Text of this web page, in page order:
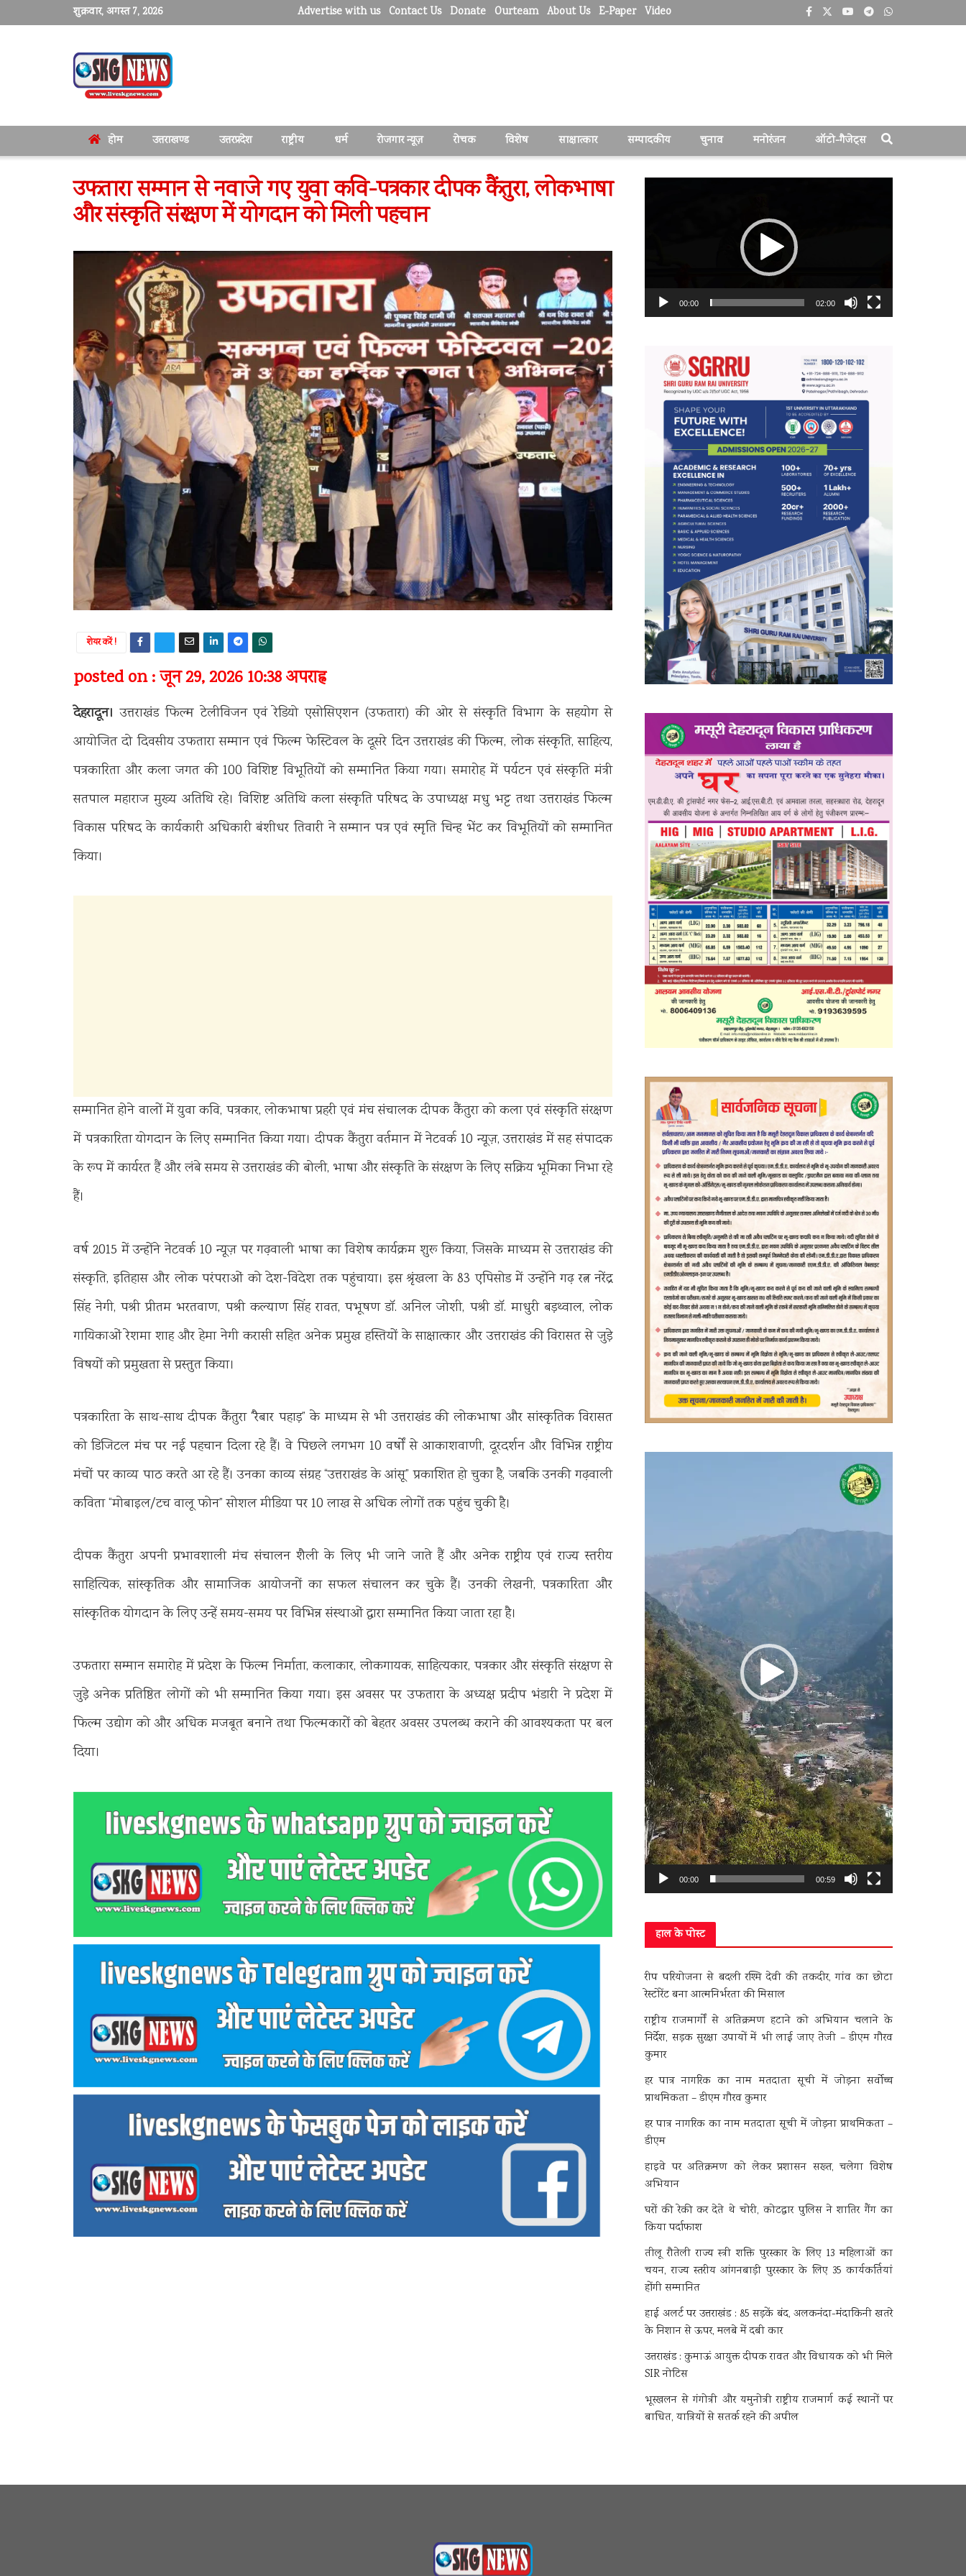
शुक्रवार, अगस्त 7, 2026 Advertise with us Contact Us Donate Ourteam About Us E-Paper Video
होम उत्तराखण्ड उत्तरप्रदेश राष्ट्रीय धर्म रोजगार न्यूज़ रोचक विशेष साक्षात्कार सम्पादकीय चुनाव मनोरंजन ऑटो-गैजेट्स
उफतारा सम्मान से नवाजे गए युवा कवि-पत्रकार दीपक कैंतुरा, लोकभाषा
और संस्कृति संरक्षण में योगदान को मिली पहचान
शेयर करें !
posted on : जून 29, 2026 10:38 अपराह्न
देहरादून। उत्तराखंड फिल्म टेलीविजन एवं रेडियो एसोसिएशन (उफतारा) की ओर से संस्कृति विभाग के सहयोग से
आयोजित दो दिवसीय उफतारा सम्मान एवं फिल्म फेस्टिवल के दूसरे दिन उत्तराखंड की फिल्म, लोक संस्कृति, साहित्य,
पत्रकारिता और कला जगत की 100 विशिष्ट विभूतियों को सम्मानित किया गया। समारोह में पर्यटन एवं संस्कृति मंत्री
सतपाल महाराज मुख्य अतिथि रहे। विशिष्ट अतिथि कला संस्कृति परिषद के उपाध्यक्ष मधु भट्ट तथा उत्तराखंड फिल्म
विकास परिषद के कार्यकारी अधिकारी बंशीधर तिवारी ने सम्मान पत्र एवं स्मृति चिन्ह भेंट कर विभूतियों को सम्मानित
किया।
सम्मानित होने वालों में युवा कवि, पत्रकार, लोकभाषा प्रहरी एवं मंच संचालक दीपक कैंतुरा को कला एवं संस्कृति संरक्षण
में पत्रकारिता योगदान के लिए सम्मानित किया गया। दीपक कैंतुरा वर्तमान में नेटवर्क 10 न्यूज़, उत्तराखंड में सह संपादक
के रूप में कार्यरत हैं और लंबे समय से उत्तराखंड की बोली, भाषा और संस्कृति के संरक्षण के लिए सक्रिय भूमिका निभा रहे
हैं।
वर्ष 2015 में उन्होंने नेटवर्क 10 न्यूज़ पर गढ़वाली भाषा का विशेष कार्यक्रम शुरू किया, जिसके माध्यम से उत्तराखंड की
संस्कृति, इतिहास और लोक परंपराओं को देश-विदेश तक पहुंचाया। इस श्रृंखला के 83 एपिसोड में उन्होंने गढ़ रत्न नरेंद्र
सिंह नेगी, पद्मश्री प्रीतम भरतवाण, पद्मश्री कल्याण सिंह रावत, पद्मभूषण डॉ. अनिल जोशी, पद्मश्री डॉ. माधुरी बड़थ्वाल, लोक
गायिकाओं रेशमा शाह और हेमा नेगी करासी सहित अनेक प्रमुख हस्तियों के साक्षात्कार और उत्तराखंड की विरासत से जुड़े
विषयों को प्रमुखता से प्रस्तुत किया।
पत्रकारिता के साथ-साथ दीपक कैंतुरा “रैबार पहाड़” के माध्यम से भी उत्तराखंड की लोकभाषा और सांस्कृतिक विरासत
को डिजिटल मंच पर नई पहचान दिला रहे हैं। वे पिछले लगभग 10 वर्षों से आकाशवाणी, दूरदर्शन और विभिन्न राष्ट्रीय
मंचों पर काव्य पाठ करते आ रहे हैं। उनका काव्य संग्रह “उत्तराखंड के आंसू” प्रकाशित हो चुका है, जबकि उनकी गढ़वाली
कविता “मोबाइल/टच वालू फोन” सोशल मीडिया पर 10 लाख से अधिक लोगों तक पहुंच चुकी है।
दीपक कैंतुरा अपनी प्रभावशाली मंच संचालन शैली के लिए भी जाने जाते हैं और अनेक राष्ट्रीय एवं राज्य स्तरीय
साहित्यिक, सांस्कृतिक और सामाजिक आयोजनों का सफल संचालन कर चुके हैं। उनकी लेखनी, पत्रकारिता और
सांस्कृतिक योगदान के लिए उन्हें समय-समय पर विभिन्न संस्थाओं द्वारा सम्मानित किया जाता रहा है।
उफतारा सम्मान समारोह में प्रदेश के फिल्म निर्माता, कलाकार, लोकगायक, साहित्यकार, पत्रकार और संस्कृति संरक्षण से
जुड़े अनेक प्रतिष्ठित लोगों को भी सम्मानित किया गया। इस अवसर पर उफतारा के अध्यक्ष प्रदीप भंडारी ने प्रदेश में
फिल्म उद्योग को और अधिक मजबूत बनाने तथा फिल्मकारों को बेहतर अवसर उपलब्ध कराने की आवश्यकता पर बल
दिया।
00:00 02:00
00:00 00:59
हाल के पोस्ट
रीप परियोजना से बदली रश्मि देवी की तकदीर, गांव का छोटा
रेस्टोरेंट बना आत्मनिर्भरता की मिसाल
राष्ट्रीय राजमार्गों से अतिक्रमण हटाने को अभियान चलाने के
निर्देश, सड़क सुरक्षा उपायों में भी लाई जाए तेजी – डीएम गौरव
कुमार
हर पात्र नागरिक का नाम मतदाता सूची में जोड़ना सर्वोच्च
प्राथमिकता – डीएम गौरव कुमार
हर पात्र नागरिक का नाम मतदाता सूची में जोड़ना प्राथमिकता –
डीएम
हाइवे पर अतिक्रमण को लेकर प्रशासन सख्त, चलेगा विशेष
अभियान
घरों की रेकी कर देते थे चोरी, कोटद्वार पुलिस ने शातिर गैंग का
किया पर्दाफाश
तीलू रौतेली राज्य स्त्री शक्ति पुरस्कार के लिए 13 महिलाओं का
चयन, राज्य स्तरीय आंगनबाड़ी पुरस्कार के लिए 35 कार्यकर्तियां
होंगी सम्मानित
हाई अलर्ट पर उत्तराखंड : 85 सड़कें बंद, अलकनंदा-मंदाकिनी खतरे
के निशान से ऊपर, मलबे में दबी कार
उत्तराखंड : कुमाऊं आयुक्त दीपक रावत और विधायक को भी मिले
SIR नोटिस
भूस्खलन से गंगोत्री और यमुनोत्री राष्ट्रीय राजमार्ग कई स्थानों पर
बाधित, यात्रियों से सतर्क रहने की अपील